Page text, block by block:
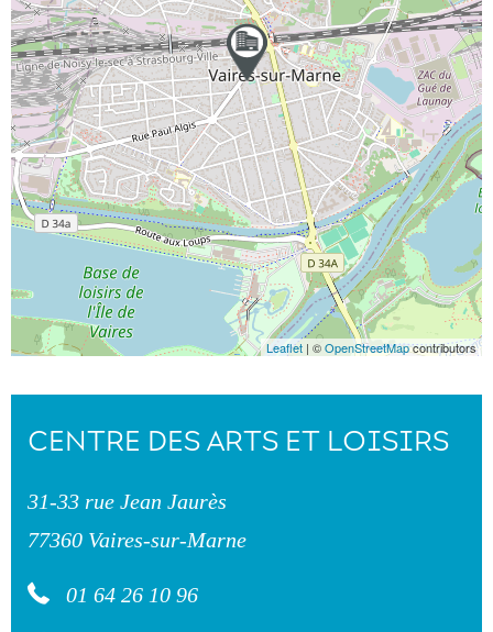
Leaflet | ©OpenStreetMapcontributors
CENTRE DES ARTS ET LOISIRS
31-33 rue Jean Jaurès
77360 Vaires-sur-Marne
01 64 26 10 96